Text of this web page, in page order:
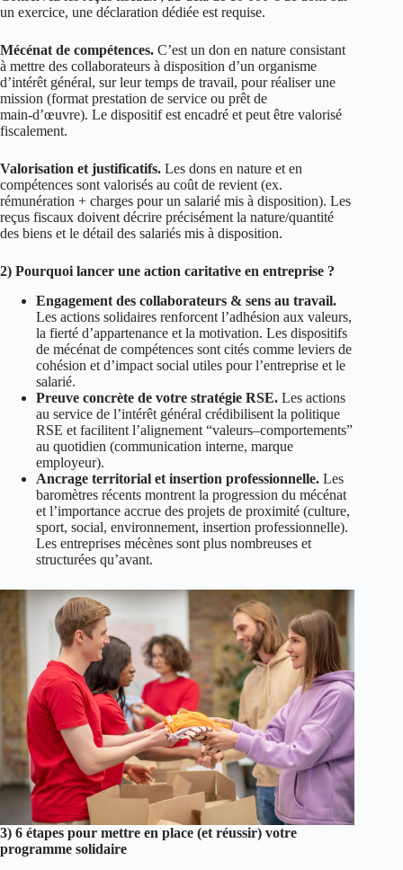
un exercice, une déclaration dédiée est requise.
Mécénat de compétences. C’est un don en nature consistant
à mettre des collaborateurs à disposition d’un organisme
d’intérêt général, sur leur temps de travail, pour réaliser une
mission (format prestation de service ou prêt de
main‑d’œuvre). Le dispositif est encadré et peut être valorisé
fiscalement.
Valorisation et justificatifs. Les dons en nature et en
compétences sont valorisés au coût de revient (ex.
rémunération + charges pour un salarié mis à disposition). Les
reçus fiscaux doivent décrire précisément la nature/quantité
des biens et le détail des salariés mis à disposition.
2) Pourquoi lancer une action caritative en entreprise ?
Engagement des collaborateurs & sens au travail.
Les actions solidaires renforcent l’adhésion aux valeurs,
la fierté d’appartenance et la motivation. Les dispositifs
de mécénat de compétences sont cités comme leviers de
cohésion et d’impact social utiles pour l’entreprise et le
salarié.
Preuve concrète de votre stratégie RSE. Les actions
au service de l’intérêt général crédibilisent la politique
RSE et facilitent l’alignement “valeurs–comportements”
au quotidien (communication interne, marque
employeur).
Ancrage territorial et insertion professionnelle. Les
baromètres récents montrent la progression du mécénat
et l’importance accrue des projets de proximité (culture,
sport, social, environnement, insertion professionnelle).
Les entreprises mécènes sont plus nombreuses et
structurées qu’avant.
3) 6 étapes pour mettre en place (et réussir) votre
programme solidaire